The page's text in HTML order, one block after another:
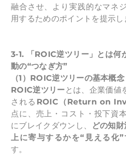
融合させ、より実践的なマネ
用するためのポイントを提示し
3-1.
「ROIC逆ツリー」とは
動の“つなぎ方”
（1）ROIC逆ツリーの基本概念
ROIC逆ツリー とは、企業価値
される ROIC（Return on
点に、売上・コスト・投下資
にブレイクダウンし、
どの知
上に寄与するかを“見える化”
す。